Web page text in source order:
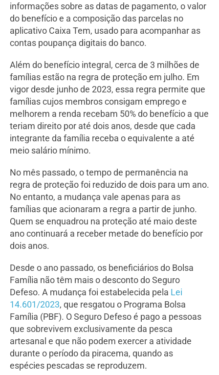
informações sobre as datas de pagamento, o valor
do benefício e a composição das parcelas no
aplicativo Caixa Tem, usado para acompanhar as
contas poupança digitais do banco.
Além do benefício integral, cerca de 3 milhões de
famílias estão na regra de proteção em julho. Em
vigor desde junho de 2023, essa regra permite que
famílias cujos membros consigam emprego e
melhorem a renda recebam 50% do benefício a que
teriam direito por até dois anos, desde que cada
integrante da família receba o equivalente a até
meio salário mínimo.
No mês passado, o tempo de permanência na
regra de proteção foi reduzido de dois para um ano.
No entanto, a mudança vale apenas para as
famílias que acionaram a regra a partir de junho.
Quem se enquadrou na proteção até maio deste
ano continuará a receber metade do benefício por
dois anos.
Desde o ano passado, os beneficiários do Bolsa
Família não têm mais o desconto do Seguro
Defeso. A mudança foi estabelecida pela Lei
14.601/2023, que resgatou o Programa Bolsa
Família (PBF). O Seguro Defeso é pago a pessoas
que sobrevivem exclusivamente da pesca
artesanal e que não podem exercer a atividade
durante o período da piracema, quando as
espécies pescadas se reproduzem.